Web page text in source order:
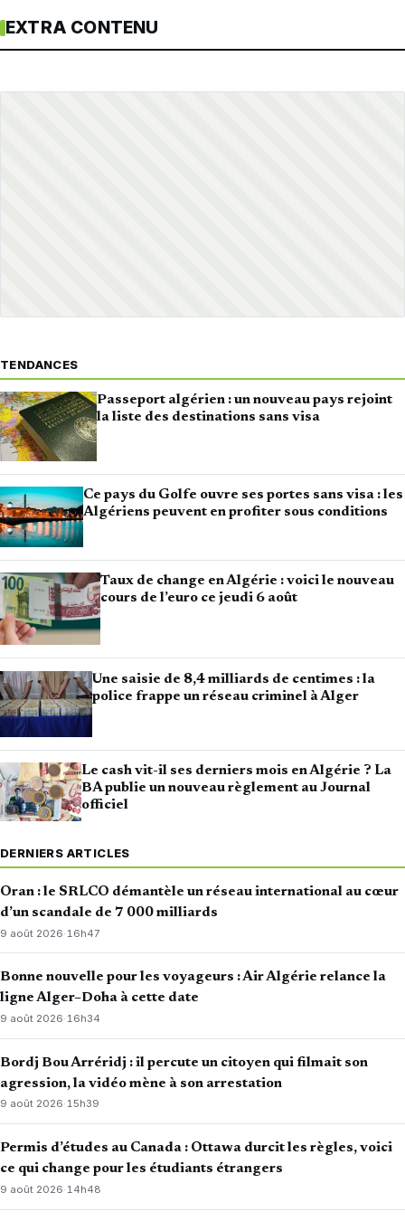
EXTRA CONTENU
TENDANCES
Passeport algérien : un nouveau pays rejoint
la liste des destinations sans visa
Ce pays du Golfe ouvre ses portes sans visa : les
Algériens peuvent en profiter sous conditions
Taux de change en Algérie : voici le nouveau
cours de l’euro ce jeudi 6 août
Une saisie de 8,4 milliards de centimes : la
police frappe un réseau criminel à Alger
Le cash vit-il ses derniers mois en Algérie ? La
BA publie un nouveau règlement au Journal
officiel
DERNIERS ARTICLES
Oran : le SRLCO démantèle un réseau international au cœur
d’un scandale de 7 000 milliards
9 août 2026· 16h47
Bonne nouvelle pour les voyageurs : Air Algérie relance la
ligne Alger–Doha à cette date
9 août 2026·16h34
Bordj Bou Arréridj : il percute un citoyen qui filmait son
agression, la vidéo mène à son arrestation
9 août 2026·15h39
Permis d’études au Canada : Ottawa durcit les règles, voici
ce qui change pour les étudiants étrangers
9 août 2026· 14h48